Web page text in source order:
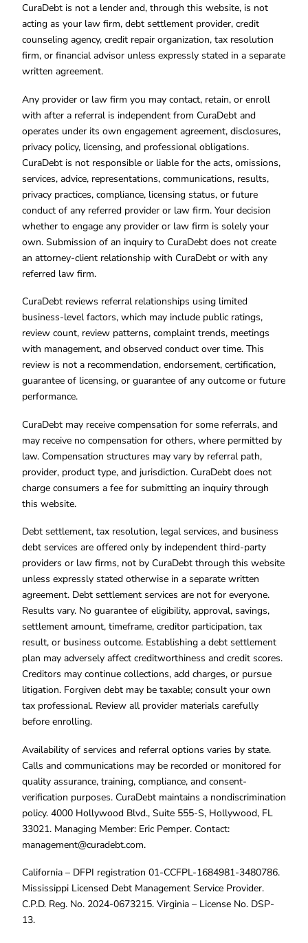
CuraDebt is not a lender and, through this website, is not
acting as your law firm, debt settlement provider, credit
counseling agency, credit repair organization, tax resolution
firm, or financial advisor unless expressly stated in a separate
written agreement.
Any provider or law firm you may contact, retain, or enroll
with after a referral is independent from CuraDebt and
operates under its own engagement agreement, disclosures,
privacy policy, licensing, and professional obligations.
CuraDebt is not responsible or liable for the acts, omissions,
services, advice, representations, communications, results,
privacy practices, compliance, licensing status, or future
conduct of any referred provider or law firm. Your decision
whether to engage any provider or law firm is solely your
own. Submission of an inquiry to CuraDebt does not create
an attorney-client relationship with CuraDebt or with any
referred law firm.
CuraDebt reviews referral relationships using limited
business-level factors, which may include public ratings,
review count, review patterns, complaint trends, meetings
with management, and observed conduct over time. This
review is not a recommendation, endorsement, certification,
guarantee of licensing, or guarantee of any outcome or future
performance.
CuraDebt may receive compensation for some referrals, and
may receive no compensation for others, where permitted by
law. Compensation structures may vary by referral path,
provider, product type, and jurisdiction. CuraDebt does not
charge consumers a fee for submitting an inquiry through
this website.
Debt settlement, tax resolution, legal services, and business
debt services are offered only by independent third-party
providers or law firms, not by CuraDebt through this website
unless expressly stated otherwise in a separate written
agreement. Debt settlement services are not for everyone.
Results vary. No guarantee of eligibility, approval, savings,
settlement amount, timeframe, creditor participation, tax
result, or business outcome. Establishing a debt settlement
plan may adversely affect creditworthiness and credit scores.
Creditors may continue collections, add charges, or pursue
litigation. Forgiven debt may be taxable; consult your own
tax professional. Review all provider materials carefully
before enrolling.
Availability of services and referral options varies by state.
Calls and communications may be recorded or monitored for
quality assurance, training, compliance, and consent-
verification purposes. CuraDebt maintains a nondiscrimination
policy. 4000 Hollywood Blvd., Suite 555-S, Hollywood, FL
33021. Managing Member: Eric Pemper. Contact:
management@curadebt.com.
California – DFPI registration 01-CCFPL-1684981-3480786.
Mississippi Licensed Debt Management Service Provider.
C.P.D. Reg. No. 2024-0673215. Virginia – License No. DSP-
13.